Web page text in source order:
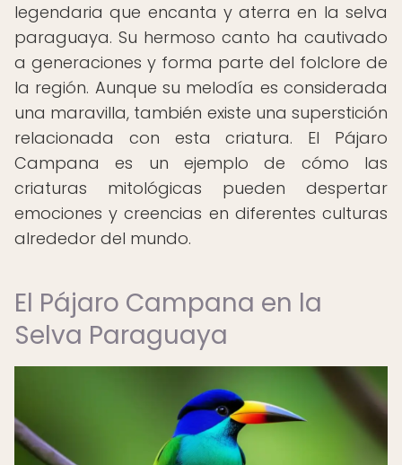
legendaria que encanta y aterra en la selva
paraguaya. Su hermoso canto ha cautivado
a generaciones y forma parte del folclore de
la región. Aunque su melodía es considerada
una maravilla, también existe una superstición
relacionada con esta criatura. El Pájaro
Campana es un ejemplo de cómo las
criaturas mitológicas pueden despertar
emociones y creencias en diferentes culturas
alrededor del mundo.
El Pájaro Campana en la
Selva Paraguaya